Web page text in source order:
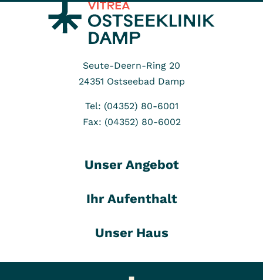
Seute-Deern-Ring 20
24351 Ostseebad Damp
Tel: (04352) 80-6001
Fax: (04352) 80-6002
Unser Angebot
Ihr Aufenthalt
Unser Haus